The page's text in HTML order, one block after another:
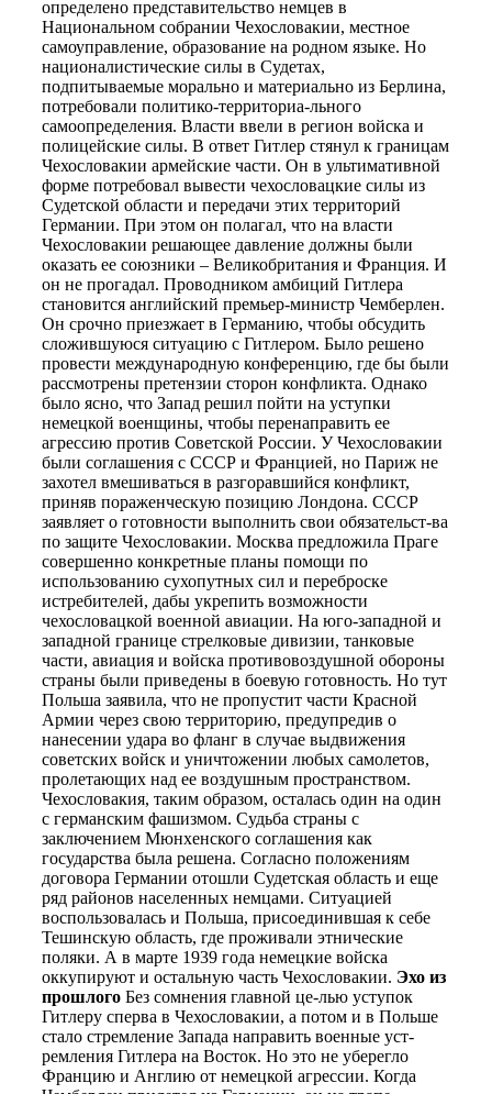
определено представительство немцев в
Национальном собрании Чехословакии, местное
самоуправление, образование на родном языке. Но
националистические силы в Судетах,
подпитываемые морально и материально из Берлина,
потребовали политико-территориа-льного
самоопределения. Власти ввели в регион войска и
полицейские силы. В ответ Гитлер стянул к границам
Чехословакии армейские части. Он в ультимативной
форме потребовал вывести чехословацкие силы из
Судетской области и передачи этих территорий
Германии. При этом он полагал, что на власти
Чехословакии решающее давление должны были
оказать ее союзники – Великобритания и Франция. И
он не прогадал. Проводником амбиций Гитлера
становится английский премьер-министр Чемберлен.
Он срочно приезжает в Германию, чтобы обсудить
сложившуюся ситуацию с Гитлером. Было решено
провести международную конференцию, где бы были
рассмотрены претензии сторон конфликта. Однако
было ясно, что Запад решил пойти на уступки
немецкой военщины, чтобы перенаправить ее
агрессию против Советской России. У Чехословакии
были соглашения с СССР и Францией, но Париж не
захотел вмешиваться в разгоравшийся конфликт,
приняв пораженческую позицию Лондона. СССР
заявляет о готовности выполнить свои обязательст-ва
по защите Чехословакии. Москва предложила Праге
совершенно конкретные планы помощи по
использованию сухопутных сил и переброске
истребителей, дабы укрепить возможности
чехословацкой военной авиации. На юго-западной и
западной границе стрелковые дивизии, танковые
части, авиация и войска противовоздушной обороны
страны были приведены в боевую готовность. Но тут
Польша заявила, что не пропустит части Красной
Армии через свою территорию, предупредив о
нанесении удара во фланг в случае выдвижения
советских войск и уничтожении любых самолетов,
пролетающих над ее воздушным пространством.
Чехословакия, таким образом, осталась один на один
с германским фашизмом. Судьба страны с
заключением Мюнхенского соглашения как
государства была решена. Согласно положениям
договора Германии отошли Судетская область и еще
ряд районов населенных немцами. Ситуацией
воспользовалась и Польша, присоединившая к себе
Тешинскую область, где проживали этнические
поляки. А в марте 1939 года немецкие войска
оккупируют и остальную часть Чехословакии. Эхо из
прошлого Без сомнения главной це-лью уступок
Гитлеру сперва в Чехословакии, а потом и в Польше
стало стремление Запада направить военные уст-
ремления Гитлера на Восток. Но это не уберегло
Францию и Англию от немецкой агрессии. Когда